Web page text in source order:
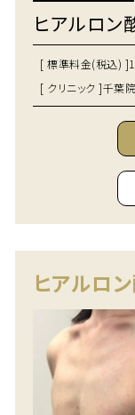
ヒアルロン
[ 標準料金(税込) ]
[ クリニック ]千葉院
ヒアルロ